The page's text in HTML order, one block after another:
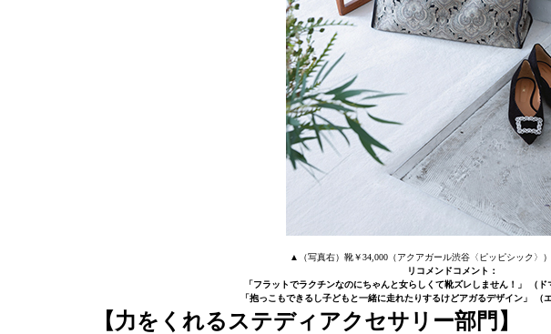
▲（写真右）靴￥34,000（アクアガール渋谷〈ピッピシック〉
リコメンドコメント：
「フラットでラクチンなのにちゃんと女らしくて靴ズレしません！」 （ド
「抱っこもできるし子どもと一緒に走れたりするけどアガるデザイン」 （
【力をくれるステディアクセサリー部門】